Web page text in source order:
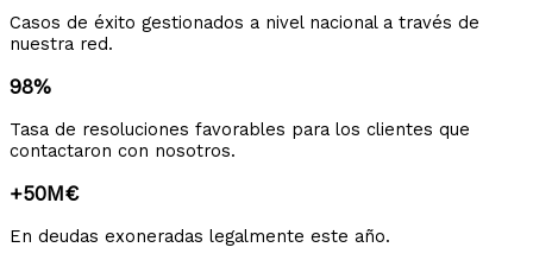
Casos de éxito gestionados a nivel nacional a través de
nuestra red.
98%
Tasa de resoluciones favorables para los clientes que
contactaron con nosotros.
+50M€
En deudas exoneradas legalmente este año.